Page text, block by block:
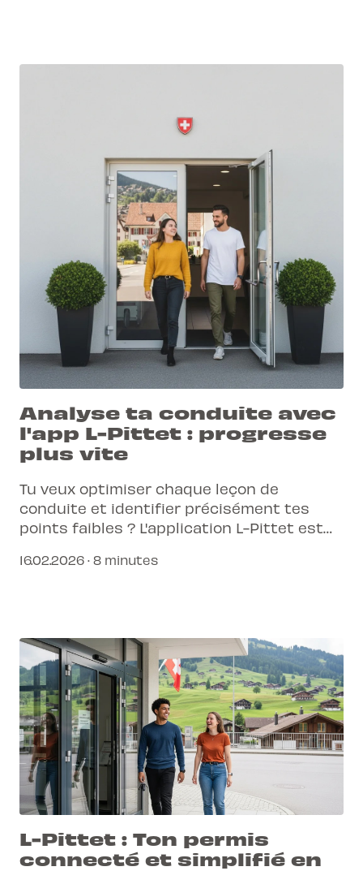
Analyse ta conduite avec
l'app L-Pittet : progresse
plus vite
Tu veux optimiser chaque leçon de
conduite et identifier précisément tes
points faibles ? L'application L-Pittet est
et efficace.
16.02.2026 · 8 minutes
L-Pittet : Ton permis
connecté et simplifié en